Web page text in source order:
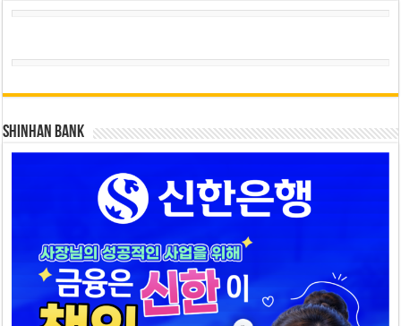
SHINHAN BANK